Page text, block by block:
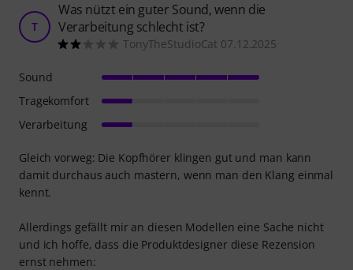
T
Was nützt ein guter Sound, wenn die
Verarbeitung schlecht ist?
TonyTheStudioCat 07.12.2025
Gleich vorweg: Die Kopfhörer klingen gut und man kann
damit durchaus auch mastern, wenn man den Klang einmal
kennt.
Allerdings gefällt mir an diesen Modellen eine Sache nicht
und ich hoffe, dass die Produktdesigner diese Rezension
ernst nehmen:
Sound
Tragekomfort
Verarbeitung